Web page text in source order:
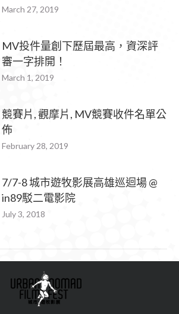
March 27, 2019
MV投件量創下歷屆最高，資深評
審一字排開！
March 1, 2019
競賽片, 觀摩片, MV競賽收件名單公
佈
February 28, 2019
7/7-8 城市遊牧影展高雄巡迴場 @
in89駁二電影院
July 3, 2018